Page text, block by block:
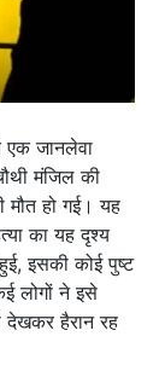
जानलेवा
मंजिल की
हो गई। यह
का यह दृश्य
इसकी कोई पुष्ट
लोगों ने इसे
देखकर हैरान रह